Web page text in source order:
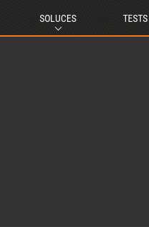
SOLUCES TESTS